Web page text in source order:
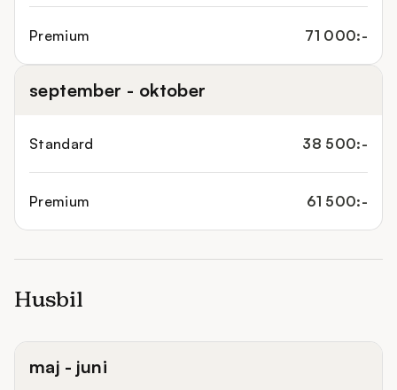
Premium 71 000:-
september - oktober
Standard 38 500:-
Premium 61 500:-
Husbil
maj - juni